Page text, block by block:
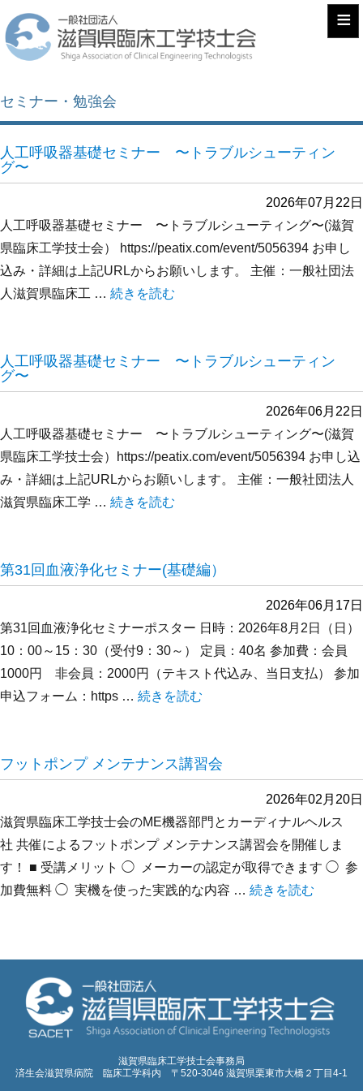
≡
セミナー・勉強会
人工呼吸器基礎セミナー 〜トラブルシューティン
グ〜
2026年07月22日
人工呼吸器基礎セミナー 〜トラブルシューティング〜(滋賀
県臨床工学技士会） https://peatix.com/event/5056394 お申し
込み・詳細は上記URLからお願いします。 主催：一般社団法
人滋賀県臨床工 … “人工呼吸器基礎セミナー 〜トラブルシュ
続きを読む
人工呼吸器基礎セミナー 〜トラブルシューティン
グ〜
2026年06月22日
人工呼吸器基礎セミナー 〜トラブルシューティング〜(滋賀
県臨床工学技士会）https://peatix.com/event/5056394 お申し込
み・詳細は上記URLからお願いします。 主催：一般社団法人
滋賀県臨床工学 … “人工呼吸器基礎セミナー 〜トラブルシュ
続きを読む
第31回血液浄化セミナー(基礎編）
2026年06月17日
第31回血液浄化セミナーポスター 日時：2026年8月2日（日）
10：00～15：30（受付9：30～） 定員：40名 参加費：会員
1000円 非会員：2000円（テキスト代込み、当日支払） 参加
申込フォーム：https … “第31回血液浄化セミナー(基礎編）” の
続きを読む
フットポンプ メンテナンス講習会
2026年02月20日
滋賀県臨床工学技士会のME機器部門とカーディナルヘルス
社 共催によるフットポンプ メンテナンス講習会を開催しま
す！ ■ 受講メリット ◯ メーカーの認定が取得できます ◯ 参
加費無料 ◯ 実機を使った実践的な内容 … “フットポンプ メ
続きを読む
滋賀県臨床工学技士会事務局
済生会滋賀県病院 臨床工学科内 〒520-3046 滋賀県栗東市大橋２丁目4-1